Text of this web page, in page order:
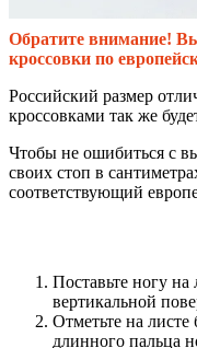
Обратите внимание!
кроссовки по
Российский размер
кроссовками так же
Чтобы не ошибиться с
своих стоп в
соответствующий
Поставьте ногу
вертикальной
Отметьте на
длинного пальца